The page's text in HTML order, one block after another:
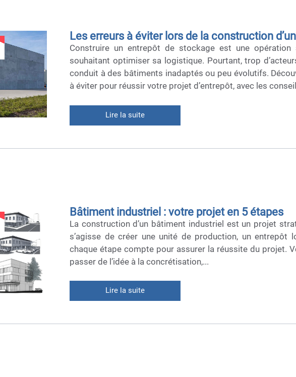
Les erreurs à éviter lors de la construction
Construire un entrepôt de stockage est une
souhaitant optimiser sa logistique. Pourtant, trop
conduit à des bâtiments inadaptés ou peu évolutifs.
à éviter pour réussir votre projet d’entrepôt, avec les
Lire la suite
Bâtiment industriel : votre projet en 5 étapes
La construction d’un bâtiment industriel est un projet
s’agisse de créer une unité de production, un entrepôt
chaque étape compte pour assurer la réussite du projet.
passer de l’idée à la concrétisation,...
Lire la suite